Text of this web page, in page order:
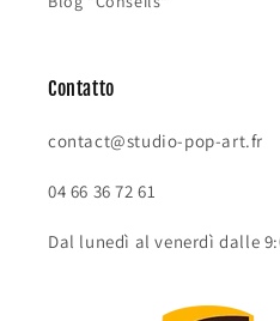
Contatto
contact@studio-pop-art.fr
04 66 36 72 61
Dal lunedì al venerdì dalle